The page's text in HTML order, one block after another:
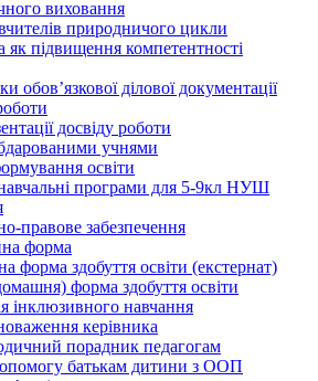
виховання
природничого цикли
як підвищення компетентності
обов’язкової ділової документації
досвіду роботи
учнями
освіти
програми для 5-9кл НУШ
правове забезпечення
форма
форма здобуття освіти (екстернат)
форма здобуття освіти
інклюзивного навчання
керівника
порадник педагогам
батькам дитини з ООП